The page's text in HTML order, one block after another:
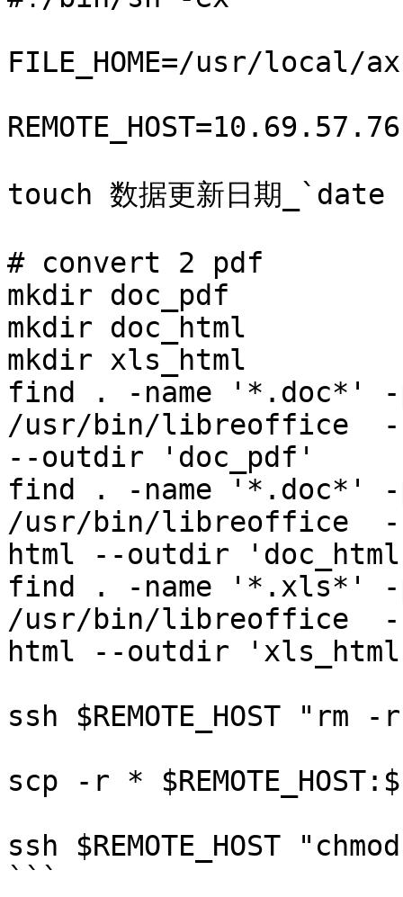
FILE_HOME=/usr/local/
REMOTE_HOST=10.69.57.76
touch 数据更新日期_`date
# convert 2 pdf
mkdir doc_pdf
mkdir doc_html
mkdir xls_html
find . -name '*.doc*'
/usr/bin/libreoffice
--outdir 'doc_pdf'
find . -name '*.doc*'
/usr/bin/libreoffice
html --outdir
find . -name '*.xls*' -
/usr/bin/libreoffice
html --outdir
ssh $REMOTE_HOST "rm
scp -r *
ssh $REMOTE_HOST
```